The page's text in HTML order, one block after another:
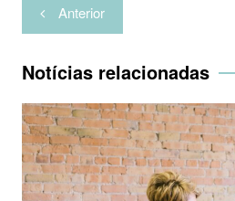
de
Post
Anterior
Notícias relacionadas